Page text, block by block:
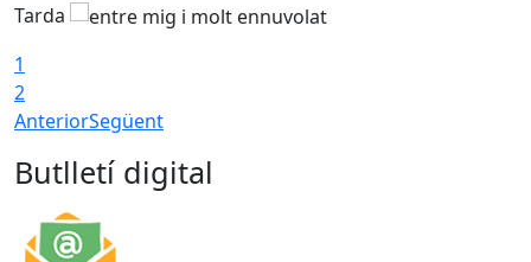
Tarda
1
2
AnteriorSegüent
Butlletí digital